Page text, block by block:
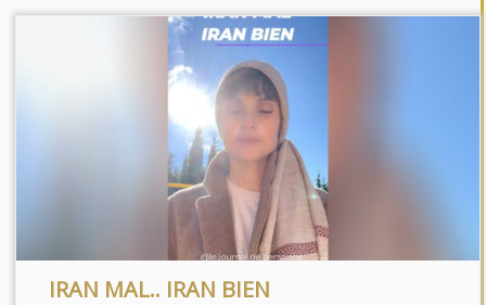
IRAN MAL.. IRAN BIEN